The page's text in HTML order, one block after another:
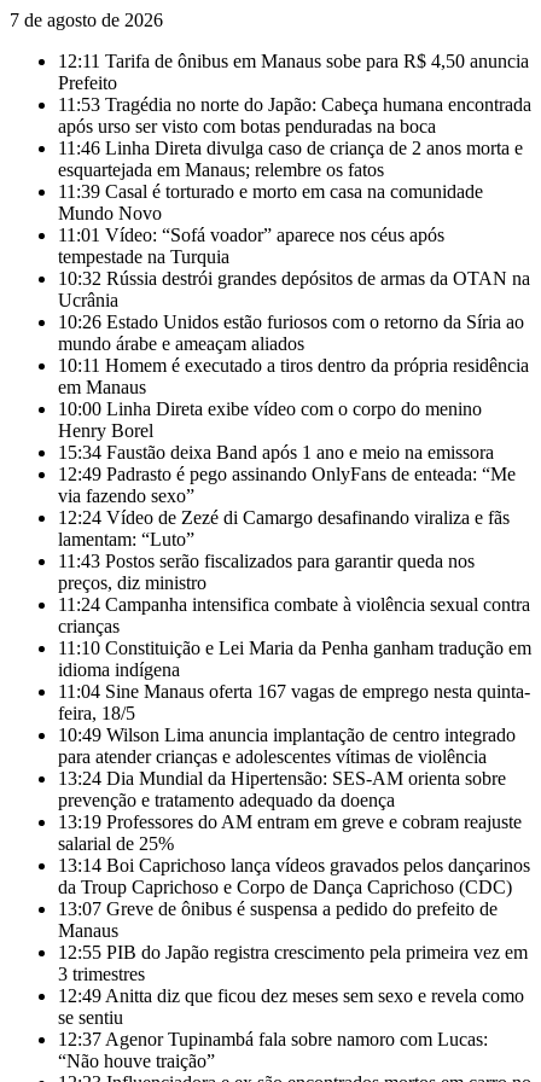
7 de agosto de 2026
12:11 Tarifa de ônibus em Manaus sobe para R$ 4,50 anuncia
Prefeito
11:53 Tragédia no norte do Japão: Cabeça humana encontrada
após urso ser visto com botas penduradas na boca
11:46 Linha Direta divulga caso de criança de 2 anos morta e
esquartejada em Manaus; relembre os fatos
11:39 Casal é torturado e morto em casa na comunidade
Mundo Novo
11:01 Vídeo: “Sofá voador” aparece nos céus após
tempestade na Turquia
10:32 Rússia destrói grandes depósitos de armas da OTAN na
Ucrânia
10:26 Estado Unidos estão furiosos com o retorno da Síria ao
mundo árabe e ameaçam aliados
10:11 Homem é executado a tiros dentro da própria residência
em Manaus
10:00 Linha Direta exibe vídeo com o corpo do menino
Henry Borel
15:34 Faustão deixa Band após 1 ano e meio na emissora
12:49 Padrasto é pego assinando OnlyFans de enteada: “Me
via fazendo sexo”
12:24 Vídeo de Zezé di Camargo desafinando viraliza e fãs
lamentam: “Luto”
11:43 Postos serão fiscalizados para garantir queda nos
preços, diz ministro
11:24 Campanha intensifica combate à violência sexual contra
crianças
11:10 Constituição e Lei Maria da Penha ganham tradução em
idioma indígena
11:04 Sine Manaus oferta 167 vagas de emprego nesta quinta-
feira, 18/5
10:49 Wilson Lima anuncia implantação de centro integrado
para atender crianças e adolescentes vítimas de violência
13:24 Dia Mundial da Hipertensão: SES-AM orienta sobre
prevenção e tratamento adequado da doença
13:19 Professores do AM entram em greve e cobram reajuste
salarial de 25%
13:14 Boi Caprichoso lança vídeos gravados pelos dançarinos
da Troup Caprichoso e Corpo de Dança Caprichoso (CDC)
13:07 Greve de ônibus é suspensa a pedido do prefeito de
Manaus
12:55 PIB do Japão registra crescimento pela primeira vez em
3 trimestres
12:49 Anitta diz que ficou dez meses sem sexo e revela como
se sentiu
12:37 Agenor Tupinambá fala sobre namoro com Lucas:
“Não houve traição”